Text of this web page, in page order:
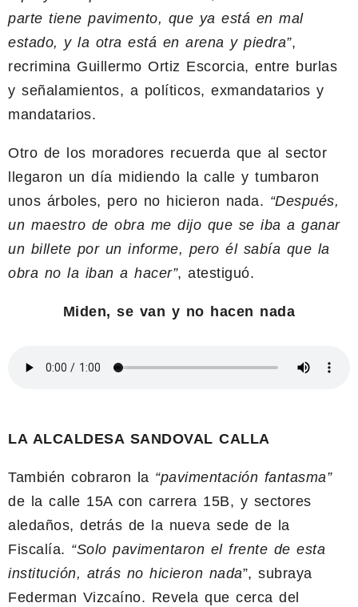
parte tiene pavimento, que ya está en mal
estado, y la otra está en arena y piedra”,
recrimina Guillermo Ortiz Escorcia, entre burlas
y señalamientos, a políticos, exmandatarios y
mandatarios.
Otro de los moradores recuerda que al sector
llegaron un día midiendo la calle y tumbaron
unos árboles, pero no hicieron nada. “Después,
un maestro de obra me dijo que se iba a ganar
un billete por un informe, pero él sabía que la
obra no la iban a hacer”, atestiguó.
Miden, se van y no hacen nada
LA ALCALDESA SANDOVAL CALLA
También cobraron la “pavimentación fantasma”
de la calle 15A con carrera 15B, y sectores
aledaños, detrás de la nueva sede de la
Fiscalía. “Solo pavimentaron el frente de esta
institución, atrás no hicieron nada”, subraya
Federman Vizcaíno. Revela que cerca del